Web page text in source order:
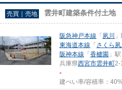
売買｜売地 雲井町建築条件付土地
阪急神戸本線 「夙川
東海道本線 「さくら夙
阪神本線 「香櫨園 」
兵庫県西宮市雲井町2-1
-
建ぺい率/容積率：